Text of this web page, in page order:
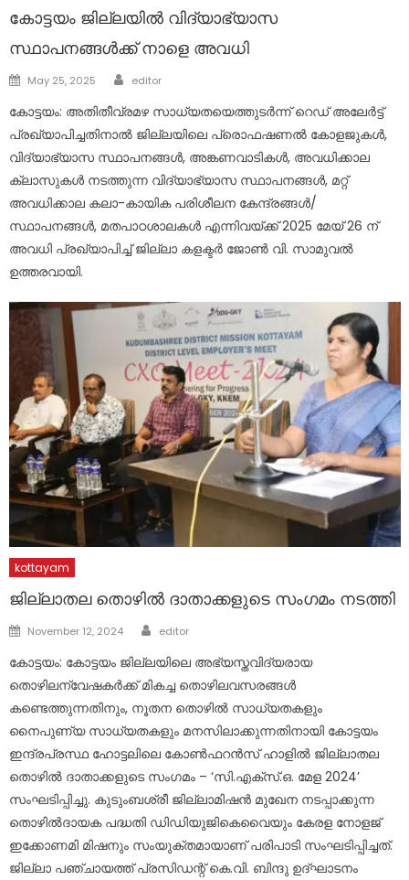
കോട്ടയം ജില്ലയിൽ വിദ്യാഭ്യാസ
സ്ഥാപനങ്ങൾക്ക് നാളെ അവധി
Posted
May 25, 2025 Author
editor
കോട്ടയം: അതിതീവ്രമഴ സാധ്യതയെത്തുടർന്ന് റെഡ് അലേർട്ട്
പ്രഖ്യാപിച്ചതിനാൽ ജില്ലയിലെ പ്രൊഫഷണൽ കോളജുകൾ,
വിദ്യാഭ്യാസ സ്ഥാപനങ്ങൾ, അങ്കണവാടികൾ, അവധിക്കാല
ക്ലാസുകൾ നടത്തുന്ന വിദ്യാഭ്യാസ സ്ഥാപനങ്ങൾ, മറ്റ്
അവധിക്കാല കലാ-കായിക പരിശീലന കേന്ദ്രങ്ങൾ/
സ്ഥാപനങ്ങൾ, മതപാഠശാലകൾ എന്നിവയ്ക്ക് 2025 മേയ് 26 ന്
അവധി പ്രഖ്യാപിച്ച് ജില്ലാ കളക്ടർ ജോൺ വി. സാമുവൽ
ഉത്തരവായി.
kottayam
ജില്ലാതല തൊഴിൽ ദാതാക്കളുടെ സംഗമം നടത്തി
Posted
November 12, 2024 Author
editor
കോട്ടയം: കോട്ടയം ജില്ലയിലെ അഭ്യസ്തവിദ്യരായ
തൊഴിലന്വേഷകർക്ക് മികച്ച തൊഴിലവസരങ്ങൾ
കണ്ടെത്തുന്നതിനും, നൂതന തൊഴിൽ സാധ്യതകളും
നൈപുണ്യ സാധ്യതകളും മനസിലാക്കുന്നതിനായി കോട്ടയം
ഇന്ദ്രപ്രസ്ഥ ഹോട്ടലിലെ കോൺഫറൻസ് ഹാളിൽ ജില്ലാതല
തൊഴിൽ ദാതാക്കളുടെ സംഗമം – ‘സി.എക്സ്.ഒ. മേള 2024’
സംഘടിപ്പിച്ചു. കുടുംബശ്രീ ജില്ലാമിഷൻ മുഖേന നടപ്പാക്കുന്ന
തൊഴിൽദായക പദ്ധതി ഡിഡിയുജികെവൈയും കേരള നോളജ്
ഇക്കോണമി മിഷനും സംയുക്തമായാണ് പരിപാടി സംഘടിപ്പിച്ചത്.
ജില്ലാ പഞ്ചായത്ത് പ്രസിഡന്റ് കെ.വി. ബിന്ദു ഉദ്ഘാടനം